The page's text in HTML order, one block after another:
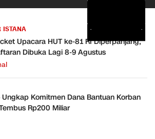
ISTANA
Upacara HUT ke-81 RI Diperpanjang,
Dibuka Lagi 8-9 Agustus
Ungkap Komitmen Dana Bantuan Korban
Rp200 Miliar